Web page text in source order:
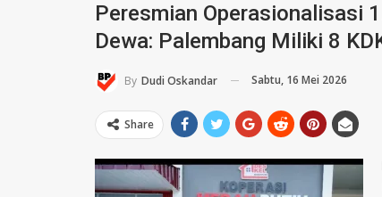
Peresmian Operasionalisasi
Dewa: Palembang Miliki 8
By Dudi Oskandar Sabtu, 16 Mei 2026
Share